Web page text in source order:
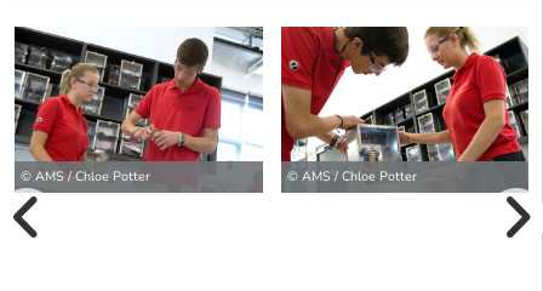
© AMS / Chloe Potter © AMS / Chloe Potter